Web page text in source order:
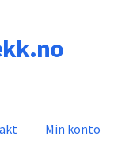
Min konto